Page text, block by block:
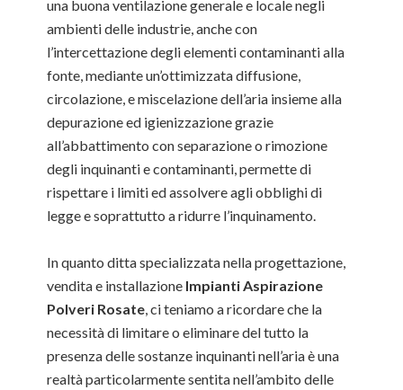
una buona ventilazione generale e locale negli
ambienti delle industrie, anche con
l’intercettazione degli elementi contaminanti alla
fonte, mediante un’ottimizzata diffusione,
circolazione, e miscelazione dell’aria insieme alla
depurazione ed igienizzazione grazie
all’abbattimento con separazione o rimozione
degli inquinanti e contaminanti, permette di
rispettare i limiti ed assolvere agli obblighi di
legge e soprattutto a ridurre l’inquinamento.
In quanto ditta specializzata nella progettazione,
vendita e installazione Impianti Aspirazione
Polveri Rosate, ci teniamo a ricordare che la
necessità di limitare o eliminare del tutto la
presenza delle sostanze inquinanti nell’aria è una
realtà particolarmente sentita nell’ambito delle